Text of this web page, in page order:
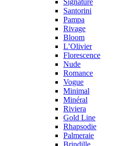
Signature
Santorini
Pampa
Rivage
Bloom
L’Olivier
Florescence
Nude
Romance
Vogue
Minimal
Minéral
Riviera
Gold Line
Rhapsodie
Palmeraie